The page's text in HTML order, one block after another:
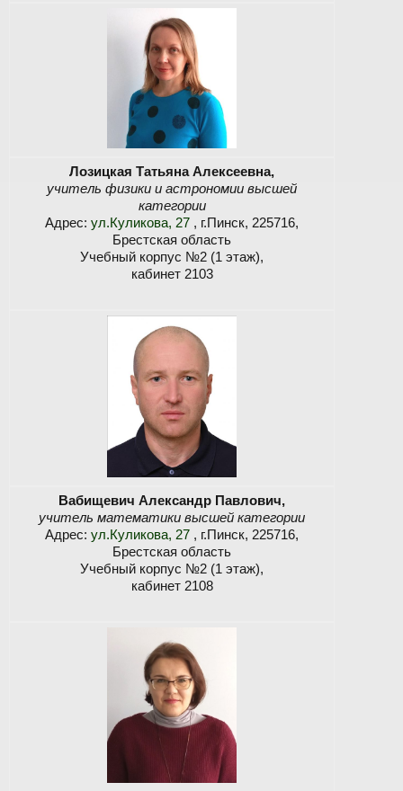
Лозицкая Татьяна Алексеевна,
учитель физики и астрономии высшей
категории
Адрес: ул.Куликова, 27 , г.Пинск, 225716,
Брестская область
Учебный корпус №2 (1 этаж),
кабинет 2103
Вабищевич Александр Павлович,
учитель математики высшей категории
Адрес: ул.Куликова, 27 , г.Пинск, 225716,
Брестская область
Учебный корпус №2 (1 этаж),
кабинет 2108